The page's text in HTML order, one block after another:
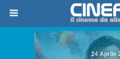
24 Aprile